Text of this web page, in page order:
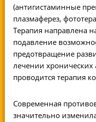
(антигистаминные
плазмаферез,
Терапия направлена
подавление
предотвращение
лечении
проводится терапия
Современная
значительно